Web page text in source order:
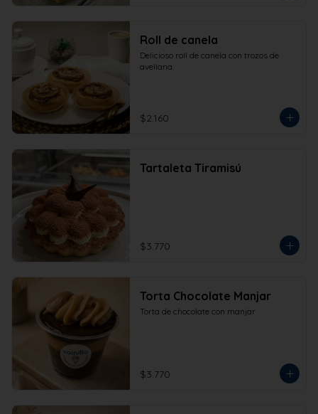
Roll de canela
Delicioso roll de canela con trozos de
avellana.
$2.160
Tartaleta Tiramisú
$3.770
Torta Chocolate Manjar
Torta de chocolate con manjar
$3.770